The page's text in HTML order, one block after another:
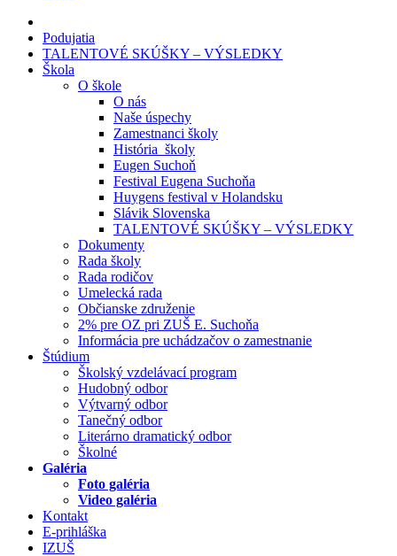
Podujatia
TALENTOVÉ SKÚŠKY – VÝSLEDKY
Škola
O škole
O nás
Naše úspechy
Zamestnanci školy
História školy
Eugen Suchoň
Festival Eugena Suchoňa
Huygens festival v Holandsku
Slávik Slovenska
TALENTOVÉ SKÚŠKY – VÝSLEDKY
Dokumenty
Rada školy
Rada rodičov
Umelecká rada
Občianske združenie
2% pre OZ pri ZUŠ E. Suchoňa
Informácia pre uchádzačov o zamestnanie
Štúdium
Školský vzdelávací program
Hudobný odbor
Výtvarný odbor
Tanečný odbor
Literárno dramatický odbor
Školné
Galéria
Foto galéria
Video galéria
Kontakt
E-prihláška
IZUŠ